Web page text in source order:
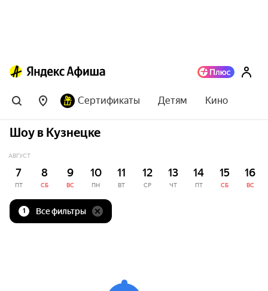
Сертификаты Детям Кино
Шоу в Кузнецке
АВГУСТ
7
ПТ
8
СБ
9
ВС
10
ПН
11
ВТ
12
СР
13
ЧТ
14
ПТ
15
СБ
16
ВС
1 Все фильтры